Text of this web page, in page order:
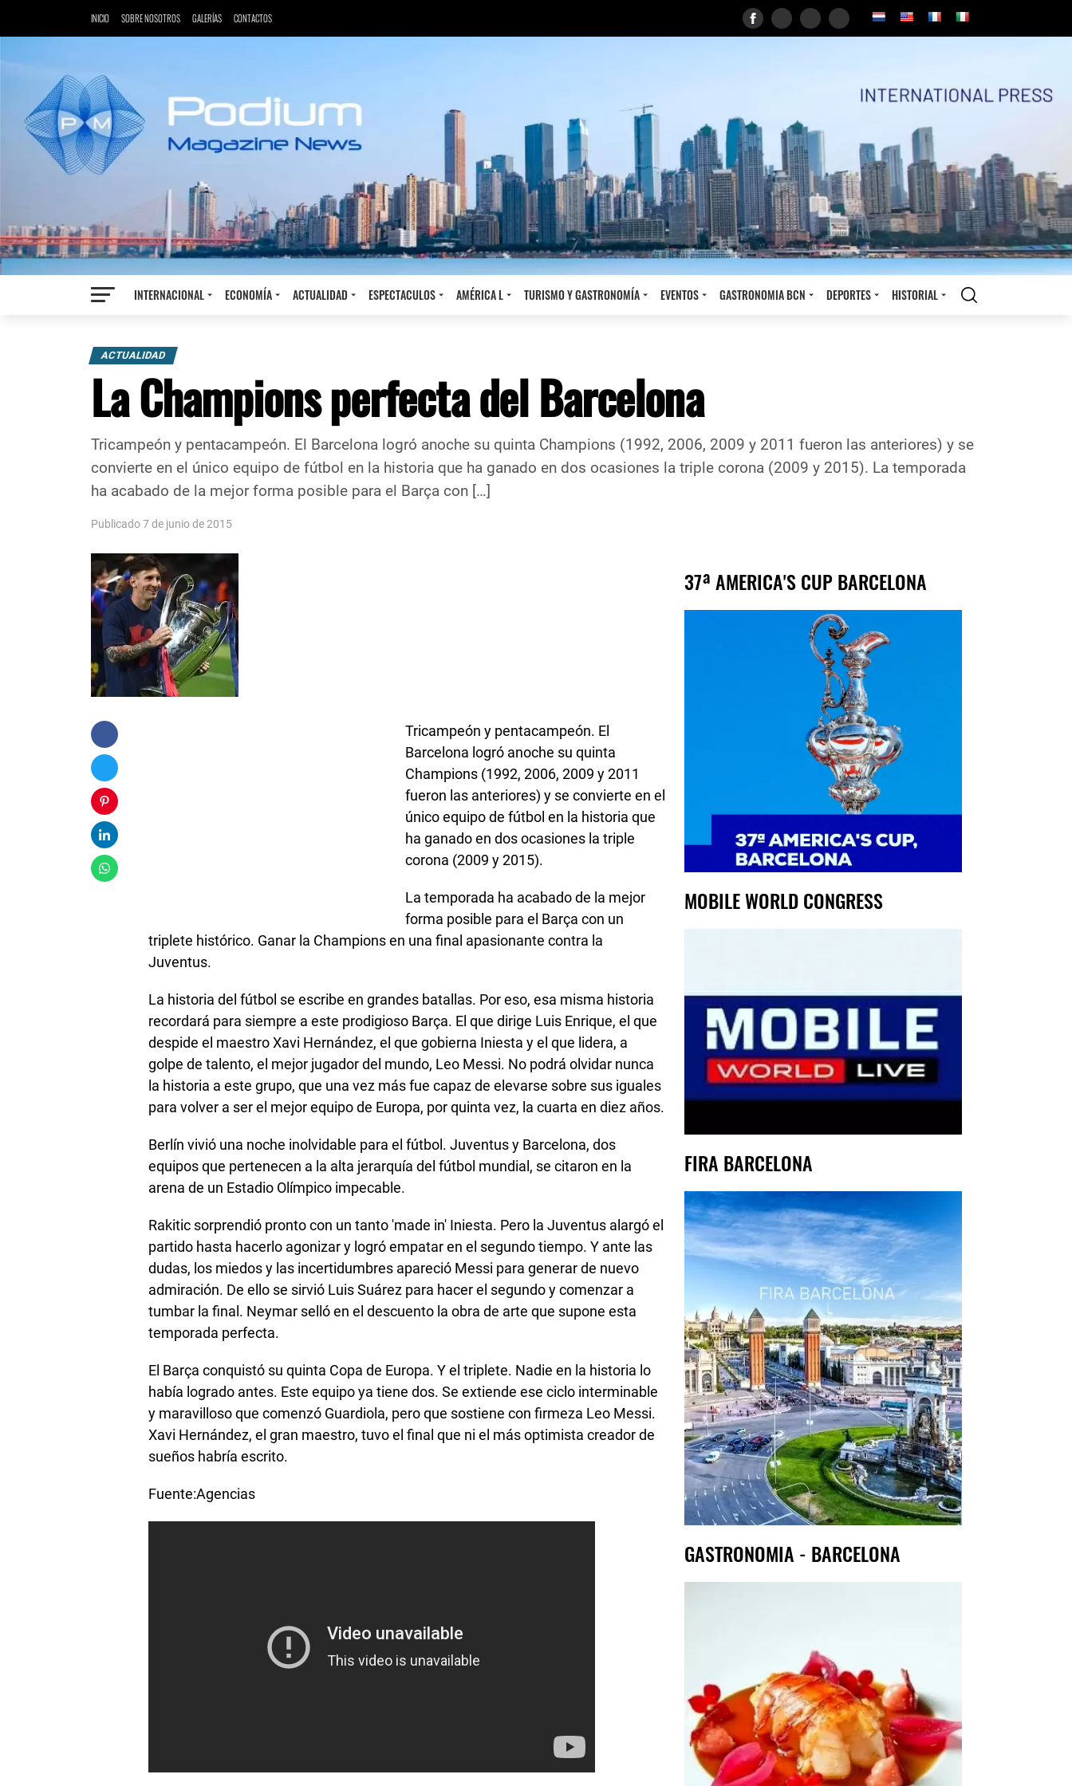
INICIO SOBRE NOSOTROS GALERÍAS CONTACTOS
INTERNACIONAL ECONOMÍA ACTUALIDAD ESPECTACULOS AMÉRICA L TURISMO Y GASTRONOMÍA EVENTOS GASTRONOMIA BCN DEPORTES HISTORIAL
ACTUALIDAD
La Champions perfecta del Barcelona
Tricampeón y pentacampeón. El Barcelona logró anoche su quinta Champions (1992, 2006, 2009 y 2011 fueron las anteriores) y se
convierte en el único equipo de fútbol en la historia que ha ganado en dos ocasiones la triple corona (2009 y 2015). La temporada
ha acabado de la mejor forma posible para el Barça con […]
Publicado 7 de junio de 2015
Tricampeón y pentacampeón. El
Barcelona logró anoche su quinta
Champions (1992, 2006, 2009 y 2011
fueron las anteriores) y se convierte en el
único equipo de fútbol en la historia que
ha ganado en dos ocasiones la triple
corona (2009 y 2015).
La temporada ha acabado de la mejor
forma posible para el Barça con un
triplete histórico. Ganar la Champions en una final apasionante contra la
Juventus.
La historia del fútbol se escribe en grandes batallas. Por eso, esa misma historia
recordará para siempre a este prodigioso Barça. El que dirige Luis Enrique, el que
despide el maestro Xavi Hernández, el que gobierna Iniesta y el que lidera, a
golpe de talento, el mejor jugador del mundo, Leo Messi. No podrá olvidar nunca
la historia a este grupo, que una vez más fue capaz de elevarse sobre sus iguales
para volver a ser el mejor equipo de Europa, por quinta vez, la cuarta en diez años.
Berlín vivió una noche inolvidable para el fútbol. Juventus y Barcelona, dos
equipos que pertenecen a la alta jerarquía del fútbol mundial, se citaron en la
arena de un Estadio Olímpico impecable.
Rakitic sorprendió pronto con un tanto 'made in' Iniesta. Pero la Juventus alargó el
partido hasta hacerlo agonizar y logró empatar en el segundo tiempo. Y ante las
dudas, los miedos y las incertidumbres apareció Messi para generar de nuevo
admiración. De ello se sirvió Luis Suárez para hacer el segundo y comenzar a
tumbar la final. Neymar selló en el descuento la obra de arte que supone esta
temporada perfecta.
El Barça conquistó su quinta Copa de Europa. Y el triplete. Nadie en la historia lo
había logrado antes. Este equipo ya tiene dos. Se extiende ese ciclo interminable
y maravilloso que comenzó Guardiola, pero que sostiene con firmeza Leo Messi.
Xavi Hernández, el gran maestro, tuvo el final que ni el más optimista creador de
sueños habría escrito.
Fuente:Agencias
37ª AMERICA'S CUP BARCELONA
MOBILE WORLD CONGRESS
FIRA BARCELONA
GASTRONOMIA - BARCELONA